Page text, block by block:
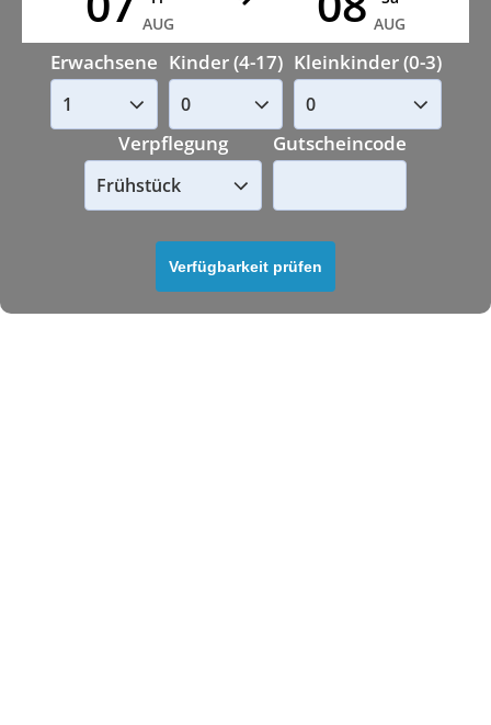
AUG
AUG
Erwachsene Kinder (4-17) Kleinkinder (0-3)
Verpflegung Gutscheincode